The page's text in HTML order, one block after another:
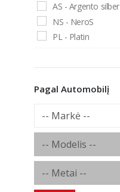
AS - Argento silber
NS - NeroS
PL - Platin
Pagal Automobilį